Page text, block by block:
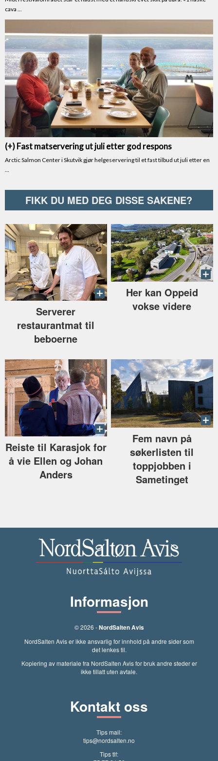
FIKK DU MED DEG DISSE SAKENE?
Serverer
restaurantmat til
beboerne
Her kan Oppeid
vokse videre
Reiste til Karasjok for
å vie Ellen og Johan
Anders
Fem navn på
søkerlisten til
toppjobben i
Sametinget
Informasjon
© 2026 -NordSalten Avis
NordSalten Avis er ikke ansvarlig for innhold på andre sider som
det lenkes til.
Kopiering av materiale fra NordSalten Avis for bruk andre steder er
ikke tillatt uten avtale.
Kontakt oss
Tips mail:
tips@nordsalten.no
Tips tlf: